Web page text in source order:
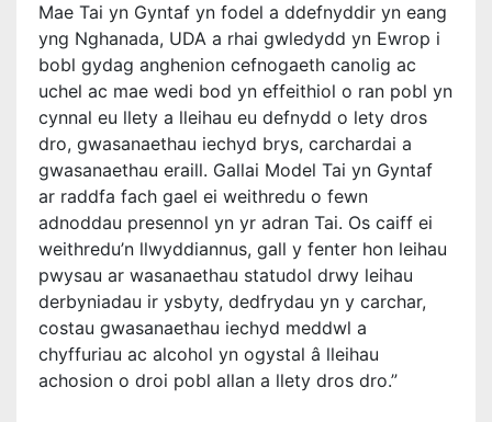
Mae Tai yn Gyntaf yn fodel a ddefnyddir yn eang
yng Nghanada, UDA a rhai gwledydd yn Ewrop i
bobl gydag anghenion cefnogaeth canolig ac
uchel ac mae wedi bod yn effeithiol o ran pobl yn
cynnal eu llety a lleihau eu defnydd o lety dros
dro, gwasanaethau iechyd brys, carchardai a
gwasanaethau eraill. Gallai Model Tai yn Gyntaf
ar raddfa fach gael ei weithredu o fewn
adnoddau presennol yn yr adran Tai. Os caiff ei
weithredu’n llwyddiannus, gall y fenter hon leihau
pwysau ar wasanaethau statudol drwy leihau
derbyniadau ir ysbyty, dedfrydau yn y carchar,
costau gwasanaethau iechyd meddwl a
chyffuriau ac alcohol yn ogystal â lleihau
achosion o droi pobl allan a llety dros dro.”